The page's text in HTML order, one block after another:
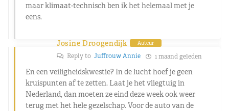
maar klimaat-technisch ben ik het helemaal met je
eens.
Josine Droogendijk Auteur
Reply to Juffrouw Annie 1 maand geleden
En een veiligheidskwestie? In de lucht hoef je geen
kruispunten af te zetten. Laat je het vliegtuig in
Nederland, dan moeten ze eind deze week ook weer
terug met het hele gezelschap. Voor de auto van de